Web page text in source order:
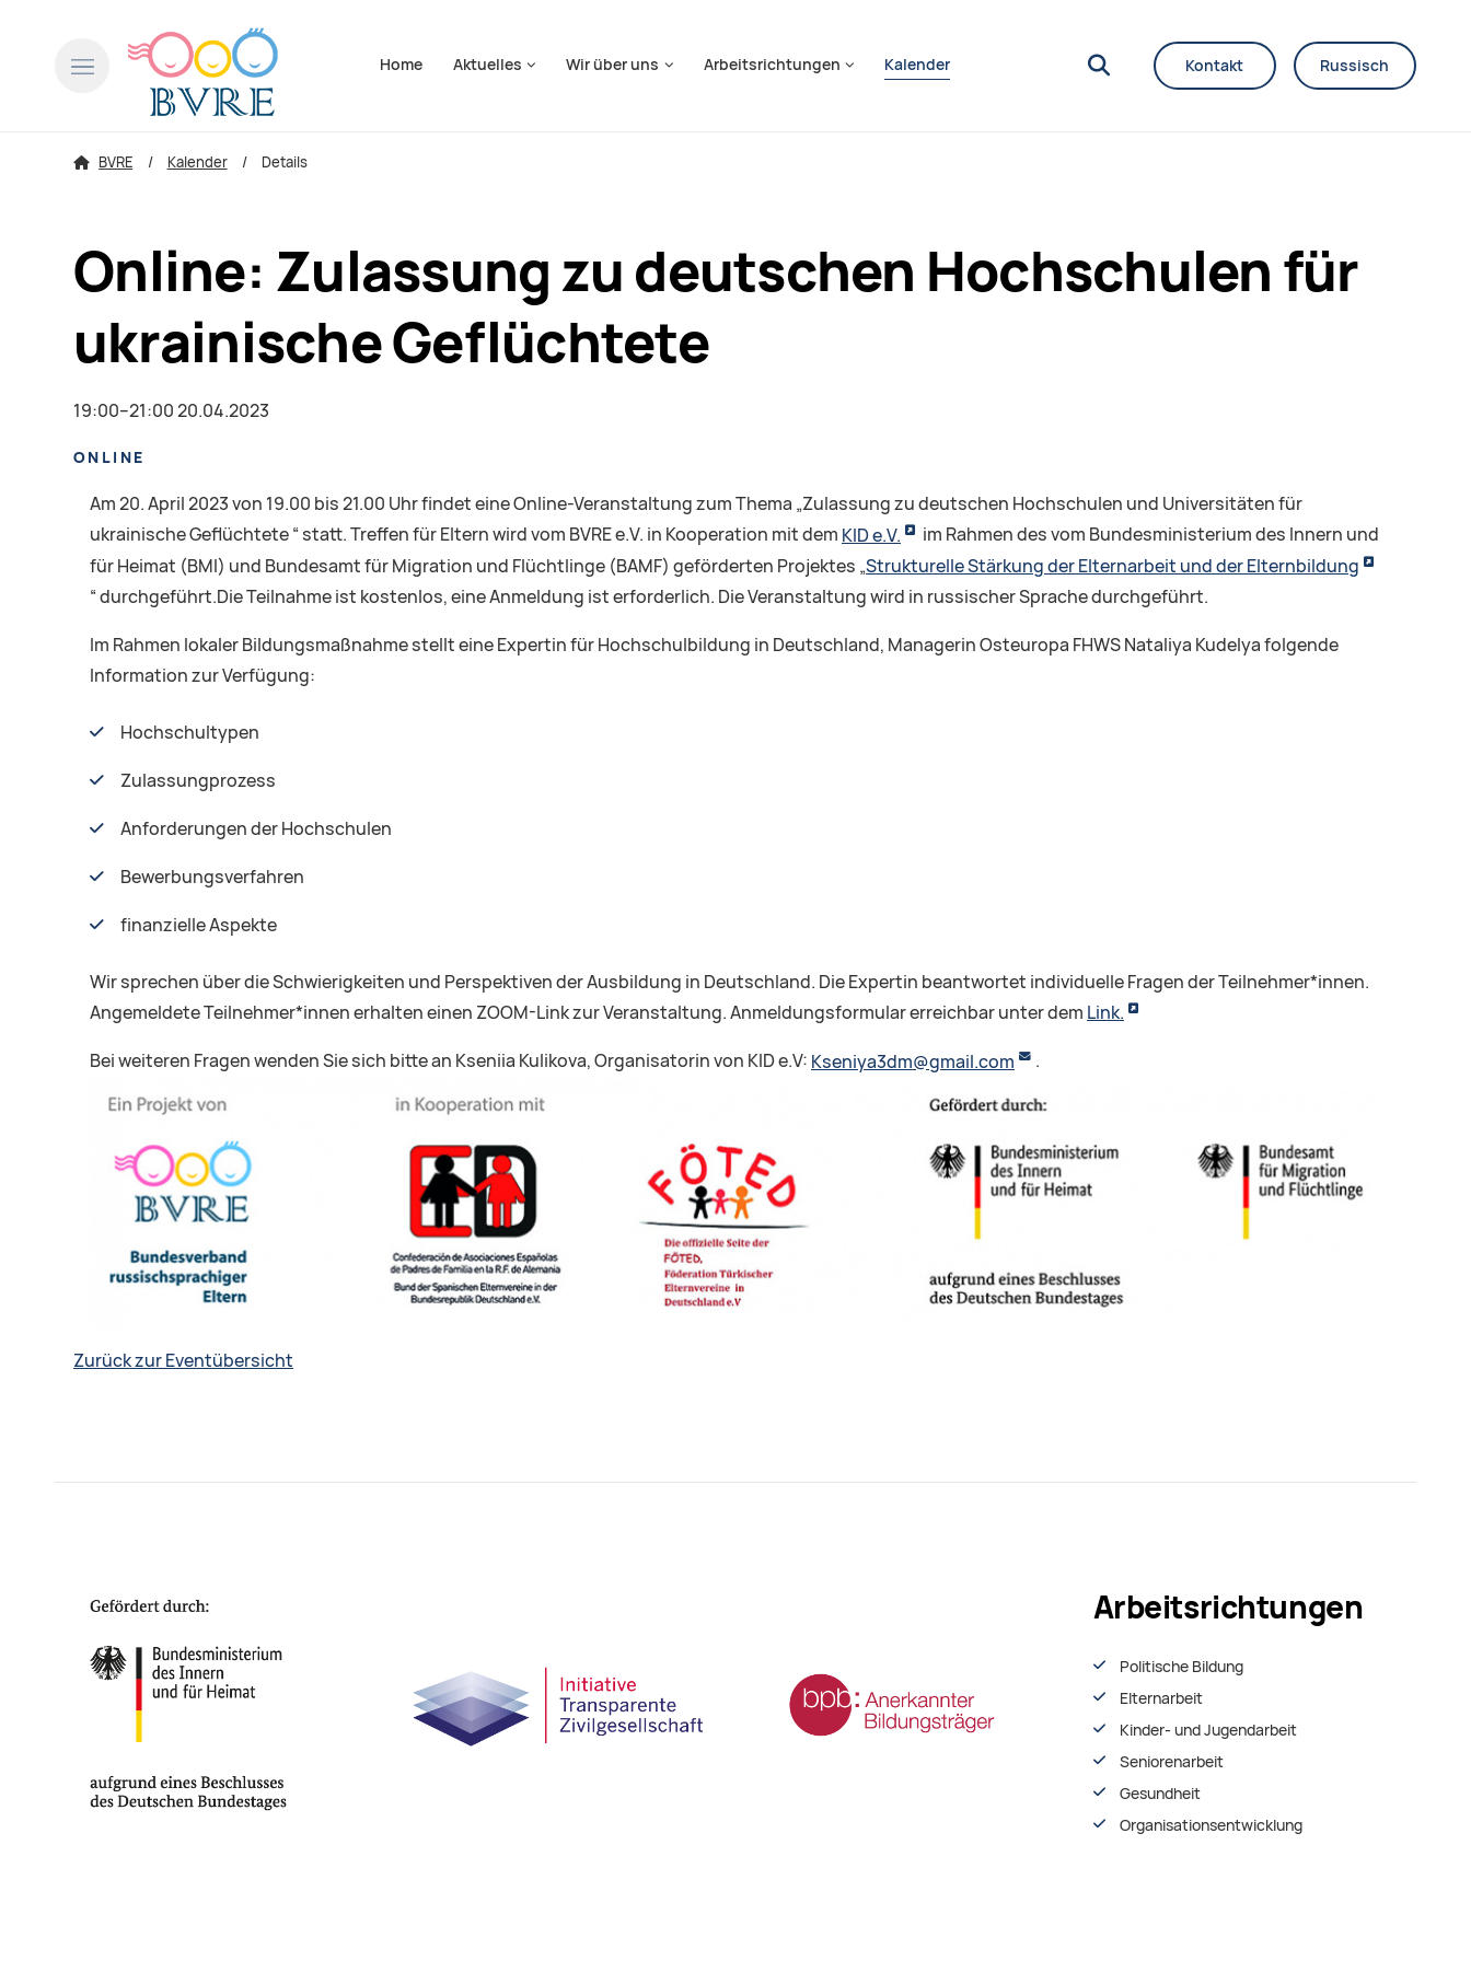
Home
Aktuelles Wir über uns Arbeitsrichtungen Kalender Kontakt Russisch
BVRE Kalender Details
Online: Zulassung zu deutschen Hochschulen für
ukrainische Geflüchtete
19:00–21:00 20.04.2023
ONLINE
Am 20. April 2023 von 19.00 bis 21.00 Uhr findet eine Online-Veranstaltung zum Thema „Zulassung zu deutschen Hochschulen und Universitäten für
ukrainische Geflüchtete “ statt. Treffen für Eltern wird vom BVRE e.V. in Kooperation mit dem KID e.V.
im Rahmen des vom Bundesministerium des Innern und
für Heimat (BMI) und Bundesamt für Migration und Flüchtlinge (BAMF) geförderten Projektes „Strukturelle Stärkung der Elternarbeit und der Elternbildung
“ durchgeführt.Die Teilnahme ist kostenlos, eine Anmeldung ist erforderlich. Die Veranstaltung wird in russischer Sprache durchgeführt.
Im Rahmen lokaler Bildungsmaßnahme stellt eine Expertin für Hochschulbildung in Deutschland, Managerin Osteuropa FHWS Nataliya Kudelya folgende
Information zur Verfügung:
Hochschultypen
Zulassungprozess
Anforderungen der Hochschulen
Bewerbungsverfahren
finanzielle Aspekte
Wir sprechen über die Schwierigkeiten und Perspektiven der Ausbildung in Deutschland. Die Expertin beantwortet individuelle Fragen der Teilnehmer*innen.
Angemeldete Teilnehmer*innen erhalten einen ZOOM-Link zur Veranstaltung. Anmeldungsformular erreichbar unter dem Link.
Bei weiteren Fragen wenden Sie sich bitte an Kseniia Kulikova, Organisatorin von KID e.V: Kseniya3dm@gmail.com .
Zurück zur Eventübersicht
Arbeitsrichtungen
Politische Bildung
Elternarbeit
Kinder- und Jugendarbeit
Seniorenarbeit
Gesundheit
Organisationsentwiсklung